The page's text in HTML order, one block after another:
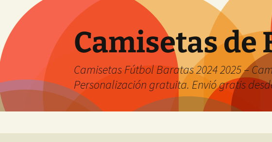
Camisetas de
Camisetas Fútbol Baratas 2024 2025 –
Personalización gratuita. Envió gratis